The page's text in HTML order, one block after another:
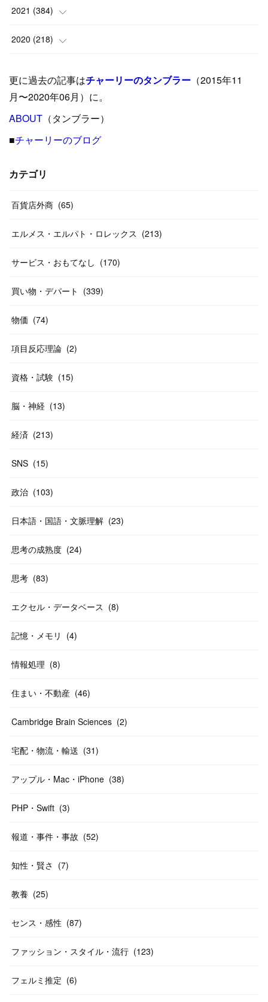
(9 )
( 5 )
( 15
(24)
(8 )
(17
(12)
(18)
(17)
)
(12)
19)
(13
(14)
(17)
(35)
(33 )
(26)
27)
(29
(24)
(26
(42)
(37)
(31)
(31)
31
(26
(20)
(14
(46
2021 (384)
(9)
(39)
( 23)
40
(55
(38)
(20
(31
58)
10
2020 (218)
(24)
( 42)
(33
(46)
(20
更に過去の記事はチャーリーのタンブラー （2015年11
月〜2020年06月）に。
ABOUT （タンブラー）
■チャーリーのブログ
カテゴリ
百貨店外商 (65)
エルメス・エルパト・ロレックス (213)
サービス・おもてなし (170)
買い物・デパート (339)
物価 (74)
項目反応理論 (2)
資格・試験 (15)
脳・神経 (13)
経済 (213)
SNS (15)
政治 (103)
日本語・国語・文脈理解 (23)
思考の成熟度 (24)
思考 (83)
エクセル・データベース (8)
記憶・メモリ (4)
情報処理 (8)
住まい・不動産 (46)
Cambridge Brain Sciences (2)
宅配・物流・輸送 (31)
アップル・Mac・iPhone (38)
PHP・Swift (3)
報道・事件・事故 (52)
知性・賢さ (7)
教養 (25)
センス・感性 (87)
ファッション・スタイル・流行 (123)
フェルミ推定 (6)